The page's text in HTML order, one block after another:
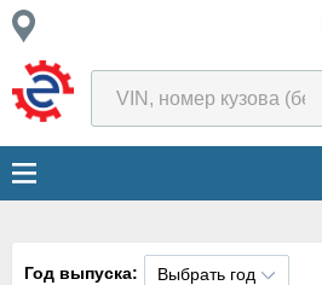
Год выпуска: Выбрать год